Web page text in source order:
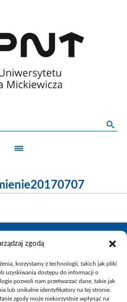
zgodą
korzystamy z technologii, takich jak pliki
uzyskiwania dostępu do informacji o
pozwoli nam przetwarzać dane, takie jak
lub unikalne identyfikatory na tej stronie.
zgody może niekorzystnie wpłynąć na
UAM ⓒ 2021